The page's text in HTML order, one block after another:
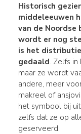
Historisch
middeleeuwen
van de Noordse
wordt er nog
is het distributie
gedaald. Zelfs in
maar ze wordt
andere, meer
makreel of
het symbool bij
zelfs dat ze op
geserveerd.